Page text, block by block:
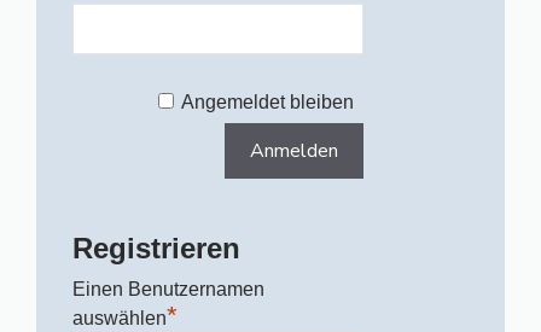
Angemeldet bleiben
Registrieren
Einen Benutzernamen
auswählen*